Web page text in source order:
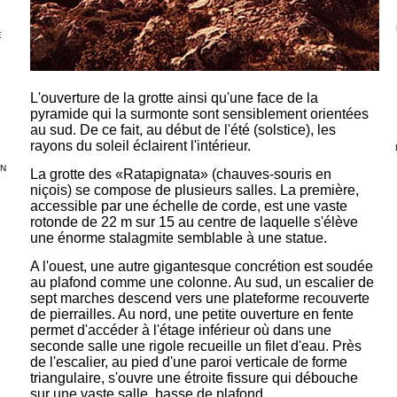
L'ouverture de la grotte ainsi qu'une face de la
pyramide qui la surmonte sont sensiblement orientées
au sud. De ce fait, au début de l'été (solstice), les
rayons du soleil éclairent l'intérieur.
La grotte des «Ratapignata» (chauves-souris en
niçois) se compose de plusieurs salles. La première,
accessible par une échelle de corde, est une vaste
rotonde de 22 m sur 15 au centre de laquelle s'élève
une énorme stalagmite semblable à une statue.
A l'ouest, une autre gigantesque concrétion est soudée
au plafond comme une colonne. Au sud, un escalier de
sept marches descend vers une plateforme recouverte
de pierrailles. Au nord, une petite ouverture en fente
permet d'accéder à l'étage inférieur où dans une
seconde salle une rigole recueille un filet d'eau. Près
de l'escalier, au pied d'une paroi verticale de forme
triangulaire, s'ouvre une étroite fissure qui débouche